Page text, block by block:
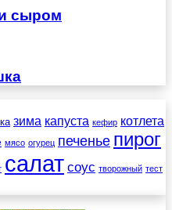
сыром
зима капуста кефир котлета
мясо огурец печенье пирог
салат соус творожный тест